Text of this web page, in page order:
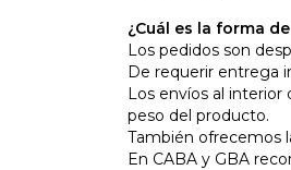
¿Cuál es la forma
Los pedidos son
De requerir entrega
Los envíos al interior
peso del producto.
También ofrecemos
En CABA y GBA